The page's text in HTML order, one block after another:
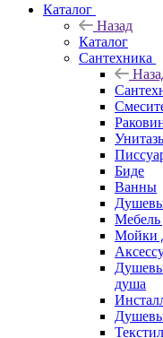
Каталог
Назад
Каталог
Сантехника
Биде
Ванны
Мебель
Мойки
душа